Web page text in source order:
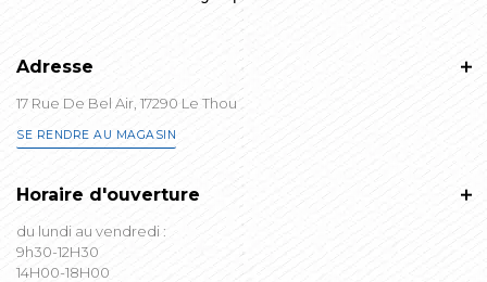
Adresse
17 Rue De Bel Air, 17290 Le Thou
SE RENDRE AU MAGASIN
Horaire d'ouverture
du lundi au vendredi :
9h30-12H30
14H00-18H00